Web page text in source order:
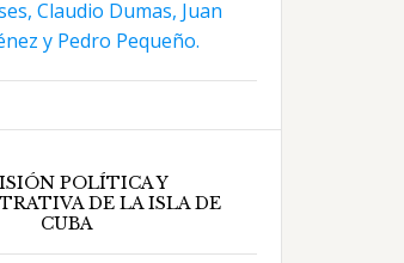
POLÍTICA Y
DE LA ISLA DE
CUBA